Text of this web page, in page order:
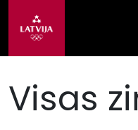
Visas